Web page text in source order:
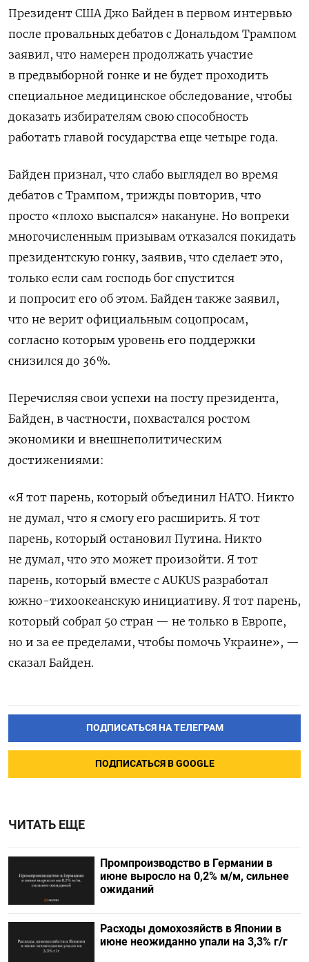
Президент США Джо Байден в первом интервью
после провальных дебатов с Дональдом Трампом
заявил, что намерен продолжать участие
в предвыборной гонке и не будет проходить
специальное медицинское обследование, чтобы
доказать избирателям свою способность
работать главой государства еще четыре года.
Байден признал, что слабо выглядел во время
дебатов с Трампом, трижды повторив, что
просто «плохо выспался» накануне. Но вопреки
многочисленным призывам отказался покидать
президентскую гонку, заявив, что сделает это,
только если сам господь бог спустится
и попросит его об этом. Байден также заявил,
что не верит официальным соцопросам,
согласно которым уровень его поддержки
снизился до 36%.
Перечисляя свои успехи на посту президента,
Байден, в частности, похвастался ростом
экономики и внешнеполитическим
достижениями:
«Я тот парень, который объединил НАТО. Никто
не думал, что я смогу его расширить. Я тот
парень, который остановил Путина. Никто
не думал, что это может произойти. Я тот
парень, который вместе с AUKUS разработал
южно-тихоокеанскую инициативу. Я тот парень,
который собрал 50 стран — не только в Европе,
но и за ее пределами, чтобы помочь Украине», —
сказал Байден.
ПОДПИСАТЬСЯ НА ТЕЛЕГРАМ
ПОДПИСАТЬСЯ В GOOGLE
ЧИТАТЬ ЕЩЕ
Промпроизводство в Германии в
июне выросло на 0,2%​​​ м/м, сильнее
ожиданий
Расходы домохозяйств в Японии в
июне неожиданно упали на 3,3% г/г